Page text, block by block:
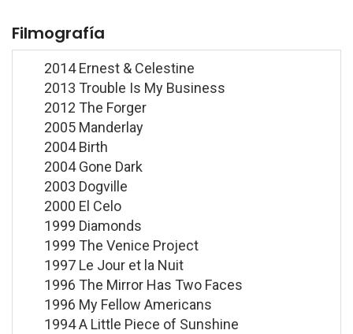
Filmografía
2014 Ernest & Celestine
2013 Trouble Is My Business
2012 The Forger
2005 Manderlay
2004 Birth
2004 Gone Dark
2003 Dogville
2000 El Celo
1999 Diamonds
1999 The Venice Project
1997 Le Jour et la Nuit
1996 The Mirror Has Two Faces
1996 My Fellow Americans
1994 A Little Piece of Sunshine